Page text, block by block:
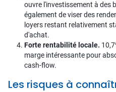
ouvre l'investissement à des
également de viser des
loyers restant relativement
d'achat.
Forte rentabilité locale.
marge intéressante pour
cash-flow.
Les risques à